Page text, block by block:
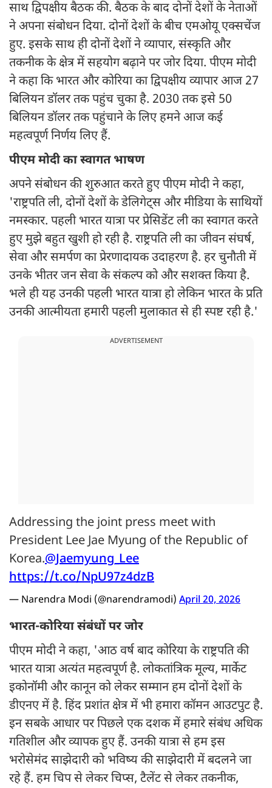
साथ द्विपक्षीय बैठक की. बैठक के बाद दोनों देशों के नेताओं
ने अपना संबोधन दिया. दोनों देशों के बीच एमओयू एक्सचेंज
हुए. इसके साथ ही दोनों देशों ने व्यापार, संस्कृति और
तकनीक के क्षेत्र में सहयोग बढ़ाने पर जोर दिया. पीएम मोदी
ने कहा कि भारत और कोरिया का द्विपक्षीय व्यापार आज 27
बिलियन डॉलर तक पहुंच चुका है. 2030 तक इसे 50
बिलियन डॉलर तक पहुंचाने के लिए हमने आज कई
महत्वपूर्ण निर्णय लिए हैं.
पीएम मोदी का स्वागत भाषण
अपने संबोधन की शुरुआत करते हुए पीएम मोदी ने कहा,
'राष्ट्रपति ली, दोनों देशों के डेलिगेट्स और मीडिया के साथियों
नमस्कार. पहली भारत यात्रा पर प्रेसिडेंट ली का स्वागत करते
हुए मुझे बहुत खुशी हो रही है. राष्ट्रपति ली का जीवन संघर्ष,
सेवा और समर्पण का प्रेरणादायक उदाहरण है. हर चुनौती में
उनके भीतर जन सेवा के संकल्प को और सशक्त किया है.
भले ही यह उनकी पहली भारत यात्रा हो लेकिन भारत के प्रति
उनकी आत्मीयता हमारी पहली मुलाकात से ही स्पष्ट रही है.'
ADVERTISEMENT
Addressing the joint press meet with
President Lee Jae Myung of the Republic of
Korea.@Jaemyung_Lee
https://t.co/NpU97z4dzB
— Narendra Modi (@narendramodi) April 20, 2026
भारत-कोरिया संबंधों पर जोर
पीएम मोदी ने कहा, 'आठ वर्ष बाद कोरिया के राष्ट्रपति की
भारत यात्रा अत्यंत महत्वपूर्ण है. लोकतांत्रिक मूल्य, मार्केट
इकोनॉमी और कानून को लेकर सम्मान हम दोनों देशों के
डीएनए में है. हिंद प्रशांत क्षेत्र में भी हमारा कॉमन आउटपुट है.
इन सबके आधार पर पिछले एक दशक में हमारे संबंध अधिक
गतिशील और व्यापक हुए हैं. उनकी यात्रा से हम इस
भरोसेमंद साझेदारी को भविष्य की साझेदारी में बदलने जा
रहे हैं. हम चिप से लेकर चिप्स, टैलेंट से लेकर तकनीक,